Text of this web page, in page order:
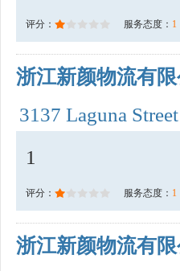
评分： 服务态度： 1
浙江新颜物流有限
3137 Laguna Street
1
评分： 服务态度： 1
浙江新颜物流有限